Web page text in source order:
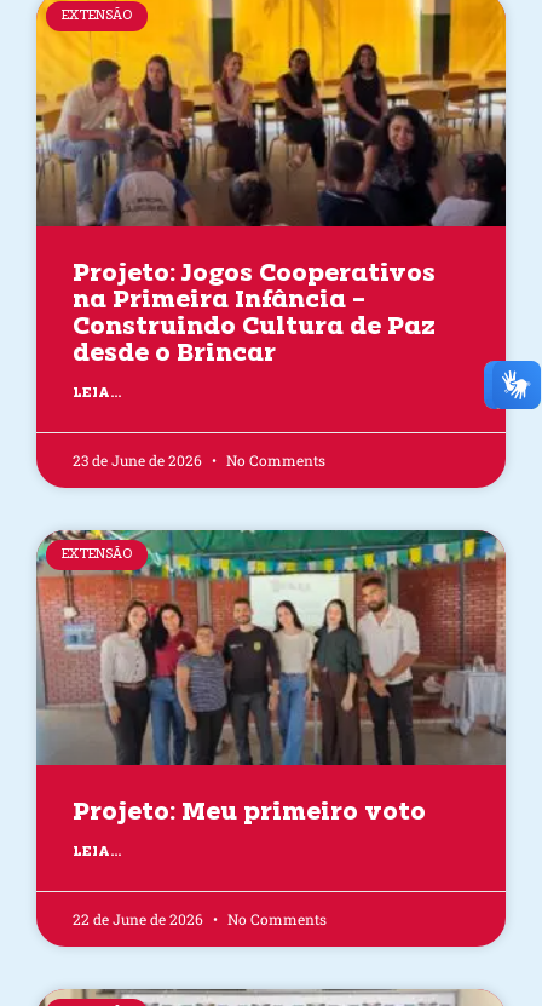
EXTENSÃO
Projeto: Jogos Cooperativos
na Primeira Infância –
Construindo Cultura de Paz
desde o Brincar
LEIA...
23 de June de 2026 No Comments
EXTENSÃO
Projeto: Meu primeiro voto
LEIA...
22 de June de 2026 No Comments